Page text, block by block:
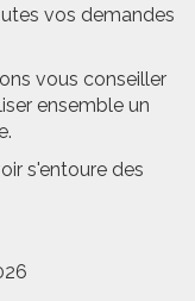
vos demandes
vous conseiller
ensemble un
s'entoure des